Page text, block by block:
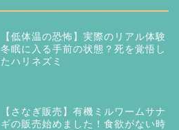
【低体温の恐怖】実際のリアル体験
冬眠に入る手前の状態？死を覚悟し
たハリネズミ
【さなぎ販売】有機ミルワームサナ
ギの販売始めました！食欲がない時